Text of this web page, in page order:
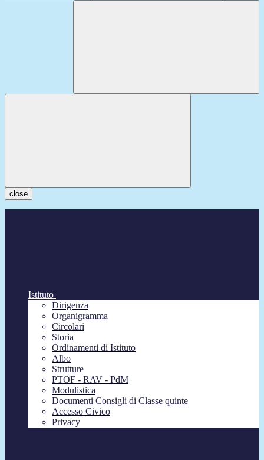
close
Istituto
Dirigenza
Organigramma
Circolari
Storia
Ordinamenti di Istituto
Albo
Strutture
PTOF - RAV - PdM
Modulistica
Documenti Consigli di Classe quinte
Accesso Civico
Privacy